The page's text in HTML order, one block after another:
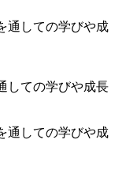
しての学びや成長